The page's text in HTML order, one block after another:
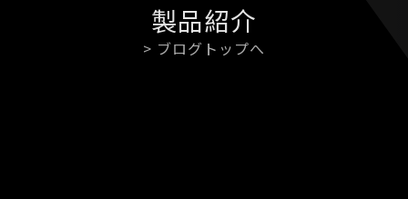
製品紹介
> ブログトップへ